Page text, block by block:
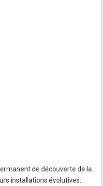
de découverte de la
installations évolutives.